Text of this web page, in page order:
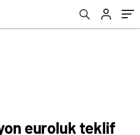
euroluk teklif